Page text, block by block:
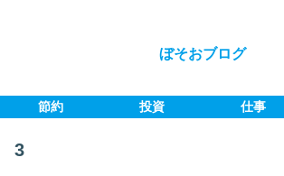
ぼそおブログ
節約 投資 仕事
3